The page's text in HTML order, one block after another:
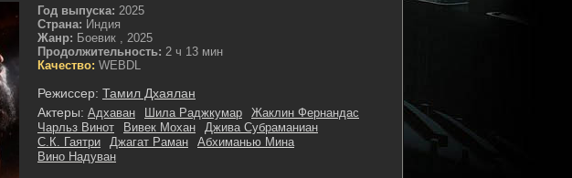
Год выпуска: 2025
Страна: Индия
Жанр: Боевик , 2025
Продолжительность: 2 ч 13 мин
Качество: WEBDL
Режиссер: Тамил Дхаялан
Актеры: Адхаван Шила Раджкумар
Жаклин Фернандас
Чарльз Винот
Вивек Мохан
Джива Субраманиан
С.К. Гаятри
Джагат Раман
Абхиманью Мина
Вино Надуван